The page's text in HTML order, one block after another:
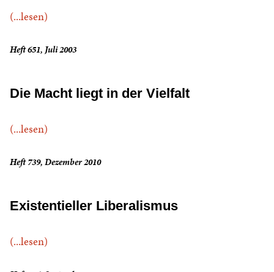
(...lesen)
Heft 651, Juli 2003
Die Macht liegt in der Vielfalt
(...lesen)
Heft 739, Dezember 2010
Existentieller Liberalismus
(...lesen)